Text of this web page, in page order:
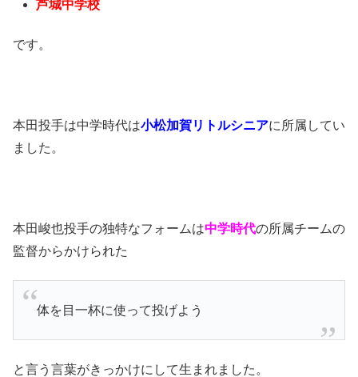
芦城中学校
です。
本田投手は中学時代は小松加賀リトルシニアに所属してい
ました。
本田峻也投手の独特なフォームは中学時代の所属チームの
監督からかけられた
体を目一杯に使って投げよう
と言う言葉がきっかけにして生まれました。